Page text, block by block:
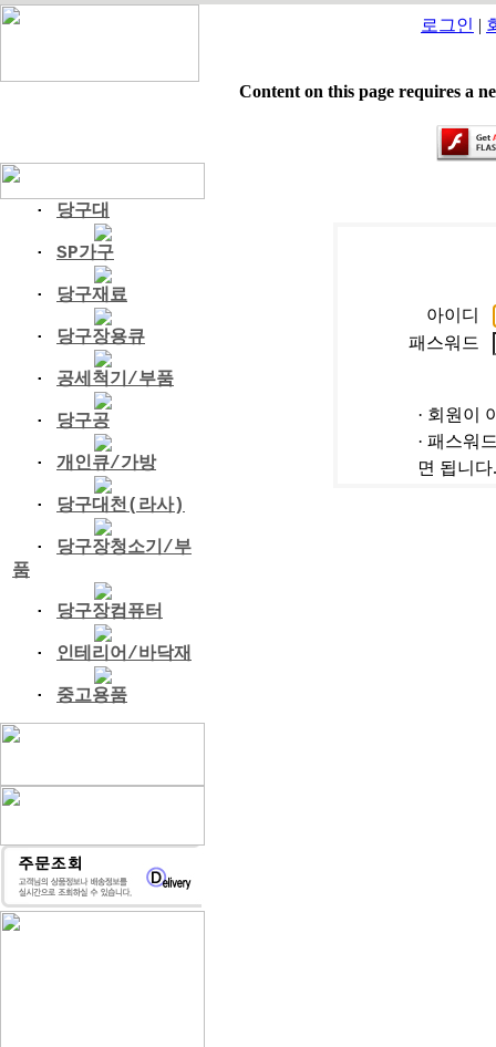
로그인 |
Content on this page requires a
· 당구대
· SP가구
· 당구재료
· 당구장용큐
· 공세척기/부품
· 당구공
· 개인큐/가방
· 당구대천(라사)
· 당구장청소기/부
품
· 당구장컴퓨터
· 인테리어/바닥재
· 중고용품
아이디
패스워드
· 회원이
· 패스워
면 됩니다.